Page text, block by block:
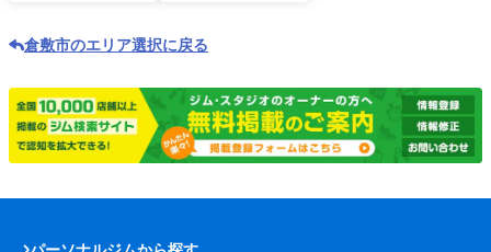
倉敷市のエリア選択に戻る